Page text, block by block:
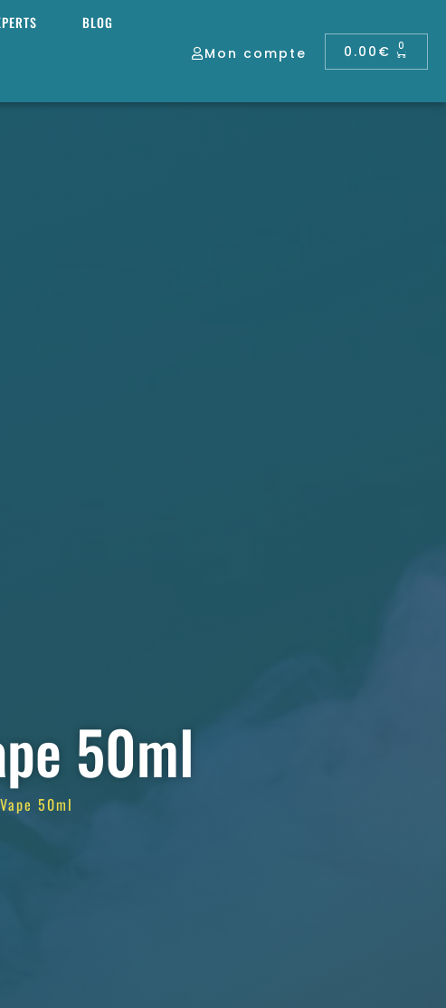
BLOG
Mon compte 0.00 € 0
50ml
50ml